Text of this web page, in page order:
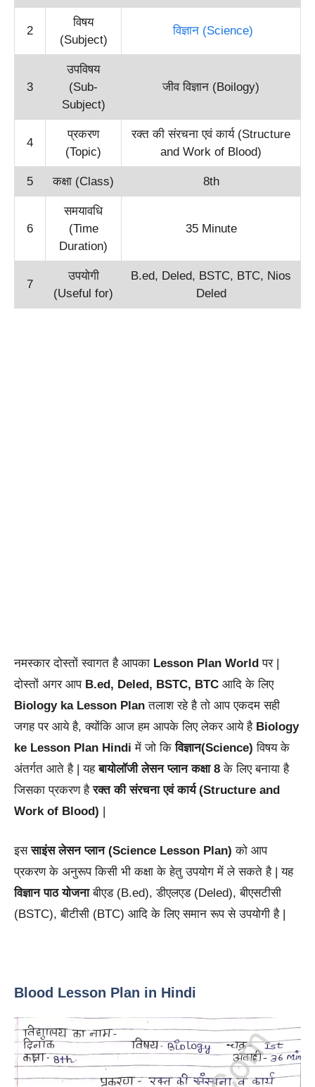
2
विषय
(Subject)
विज्ञान (Science)
3
उपविषय
(Sub-
Subject)
जीव विज्ञान (Boilogy)
4
प्रकरण
(Topic)
रक्त की संरचना एवं कार्य (Structure
and Work of Blood)
5 कक्षा (Class) 8th
6
समयावधि
(Time
Duration)
35 Minute
7
उपयोगी
(Useful for)
B.ed, Deled, BSTC, BTC, Nios
Deled
नमस्कार दोस्तों स्वागत है आपका Lesson Plan World पर |
दोस्तों अगर आप B.ed, Deled, BSTC, BTC आदि के लिए
Biology ka Lesson Plan तलाश रहे है तो आप एकदम सही
जगह पर आये है, क्योंकि आज हम आपके लिए लेकर आये है Biology
ke Lesson Plan Hindi में जो किविज्ञान(Science) विषय के
अंतर्गत आते है | यहबायोलॉजी लेसन प्लान कक्षा 8 के लिए बनाया है
जिसका प्रकरण हैरक्त की संरचना एवं कार्य (Structure and
Work of Blood) |
इससाइंस लेसन प्लान (Science Lesson Plan) को आप
प्रकरण के अनुरूप किसी भी कक्षा के हेतु उपयोग में ले सकते है | यह
विज्ञान पाठ योजनाबीएड (B.ed), डीएलएड (Deled), बीएसटीसी
(BSTC), बीटीसी (BTC) आदि के लिए समान रूप से उपयोगी है |
Blood Lesson Plan in Hindi